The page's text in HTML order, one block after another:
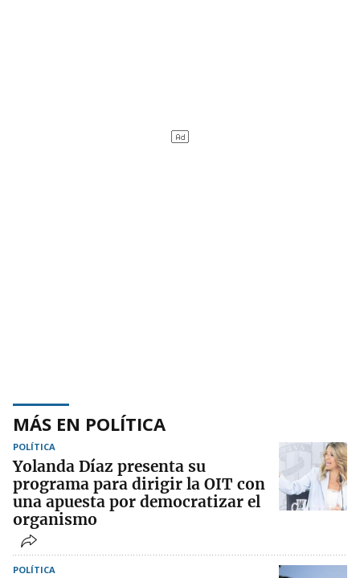
MÁS EN POLÍTICA
POLÍTICA
Yolanda Díaz presenta su
programa para dirigir la OIT con
una apuesta por democratizar el
organismo
POLÍTICA